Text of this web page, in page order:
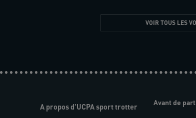
VOIR TOUS LES
A propos d'UCPA sport trotter
Avant de